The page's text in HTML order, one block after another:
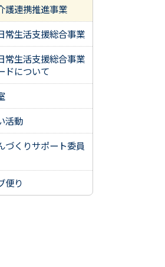
護連携推進事業
常生活支援総合事業
常生活支援総合事業
ドについて
活動
づくりサポート委員
便り